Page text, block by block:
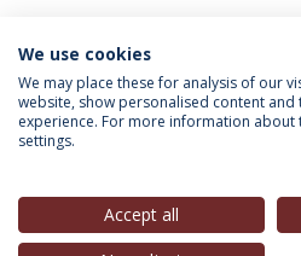
INFORMAÇÃO PARA
We use cookies
We may place these for analysis of our
website, show personalised content and
experience. For more information about
settings.
Accept all